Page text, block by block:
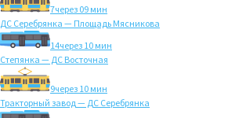
7через 09 мин
ДС Серебрянка — Площадь Мясникова
14через 10 мин
Степянка — ДС Восточная
9через 10 мин
Тракторный завод — ДС Серебрянка